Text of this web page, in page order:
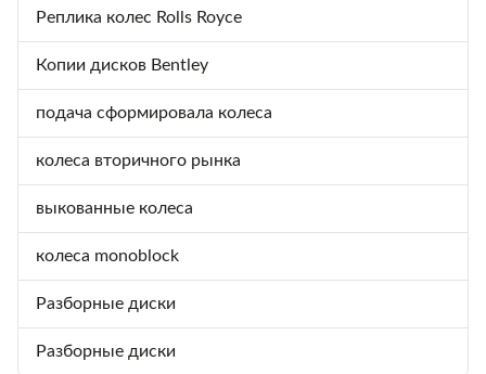
Реплика колес Rolls Royce
Копии дисков Bentley
подача сформировала колеса
колеса вторичного рынка
выкованные колеса
колеса monoblock
Разборные диски
Разборные диски